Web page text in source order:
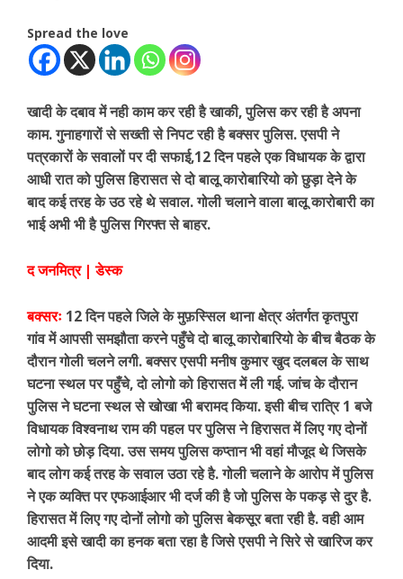
Spread the love
खादी के दबाव में नही काम कर रही है खाकी, पुलिस कर रही है अपना
काम. गुनाहगारों से सख्ती से निपट रही है बक्सर पुलिस. एसपी ने
पत्रकारों के सवालों पर दी सफाई,12 दिन पहले एक विधायक के द्वारा
आधी रात को पुलिस हिरासत से दो बालू कारोबारियो को छुड़ा देने के
बाद कई तरह के उठ रहे थे सवाल. गोली चलाने वाला बालू कारोबारी का
भाई अभी भी है पुलिस गिरफ्त से बाहर.
द जनमित्र | डेस्क
बक्सरः 12 दिन पहले जिले के मुफ़स्सिल थाना क्षेत्र अंतर्गत कृतपुरा
गांव में आपसी समझौता करने पहुँचे दो बालू कारोबारियो के बीच बैठक के
दौरान गोली चलने लगी. बक्सर एसपी मनीष कुमार खुद दलबल के साथ
घटना स्थल पर पहुँचे, दो लोगो को हिरासत में ली गई. जांच के दौरान
पुलिस ने घटना स्थल से खोखा भी बरामद किया. इसी बीच रात्रि 1 बजे
विधायक विश्वनाथ राम की पहल पर पुलिस ने हिरासत में लिए गए दोनों
लोगो को छोड़ दिया. उस समय पुलिस कप्तान भी वहां मौजूद थे जिसके
बाद लोग कई तरह के सवाल उठा रहे है. गोली चलाने के आरोप में पुलिस
ने एक व्यक्ति पर एफआईआर भी दर्ज की है जो पुलिस के पकड़ से दुर है.
हिरासत में लिए गए दोनों लोगो को पुलिस बेकसूर बता रही है. वही आम
आदमी इसे खादी का हनक बता रहा है जिसे एसपी ने सिरे से खारिज कर
दिया.